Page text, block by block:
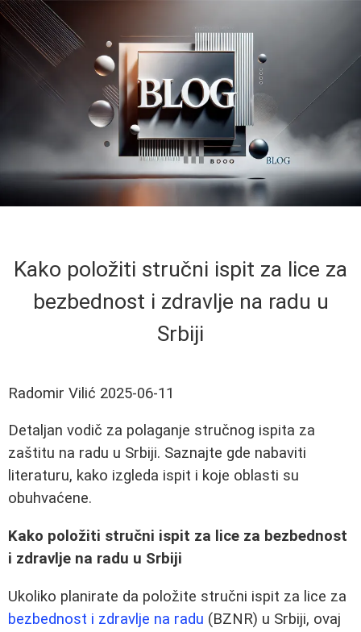
Kako položiti stručni ispit za lice za
bezbednost i zdravlje na radu u
Srbiji
Radomir Vilić 2025-06-11
Detaljan vodič za polaganje stručnog ispita za
zaštitu na radu u Srbiji. Saznajte gde nabaviti
literaturu, kako izgleda ispit i koje oblasti su
obuhvaćene.
Kako položiti stručni ispit za lice za bezbednost
i zdravlje na radu u Srbiji
Ukoliko planirate da položite stručni ispit za lice za
bezbednost i zdravlje na radu (BZNR) u Srbiji, ovaj